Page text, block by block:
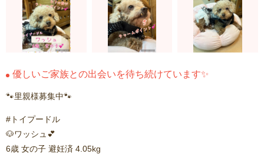
優しいご家族との出会いを待ち続けています✨
🐾里親様募集中🐾
#トイプードル
🐶ワッシュ💕
6歳 女の子 避妊済 4.05kg